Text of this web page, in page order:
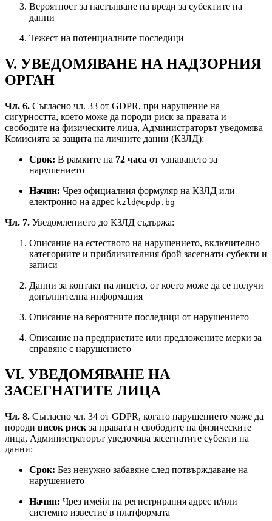
Вероятност за настъпване на вреди за субектите на
данни
Тежест на потенциалните последици
V. УВЕДОМЯВАНЕ НА НАДЗОРНИЯ
ОРГАН
Чл. 6. Съгласно чл. 33 от GDPR, при нарушение на
сигурността, което може да породи риск за правата и
свободите на физическите лица, Администраторът уведомява
Комисията за защита на личните данни (КЗЛД):
Срок: В рамките на 72 часа от узнаването за
нарушението
Начин: Чрез официалния формуляр на КЗЛД или
електронно на адрес kzld@cpdp.bg
Чл. 7. Уведомлението до КЗЛД съдържа:
Описание на естеството на нарушението, включително
категориите и приблизителния брой засегнати субекти и
записи
Данни за контакт на лицето, от което може да се получи
допълнителна информация
Описание на вероятните последици от нарушението
Описание на предприетите или предложените мерки за
справяне с нарушението
VI. УВЕДОМЯВАНЕ НА
ЗАСЕГНАТИТЕ ЛИЦА
Чл. 8. Съгласно чл. 34 от GDPR, когато нарушението може да
породи висок риск за правата и свободите на физическите
лица, Администраторът уведомява засегнатите субекти на
данни:
Срок: Без ненужно забавяне след потвърждаване на
нарушението
Начин: Чрез имейл на регистрирания адрес и/или
системно известие в платформата